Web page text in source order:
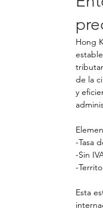
Hong
de la
y
-Tasa
-Sin
-
Esta